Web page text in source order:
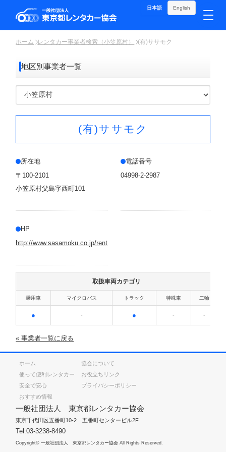
日本語 English
ホーム レンタカー事業者検索（小笠原村） (有)ササモク
地区別事業者一覧
(有)ササモク
所在地
〒100-2101
小笠原村父島字西町101
電話番号
04998-2-2987
HP
http://www.sasamoku.co.jp/rent
取扱車両カテゴリ
乗用車 マイクロバス トラック 特殊車 二輪
● - ● - -
« 事業者一覧に戻る
一般社団法人 東京都レンタカー協会
東京千代田区五番町10-2 五番町センタービル2F
Tel:03-3238-8490
ホーム
使って便利レンタカー
安全で安心
おすすめ情報
協会について
お役立ちリンク
プライバシーポリシー
Copyright© 一般社団法人 東京都レンタカー協会 All Rights Reserved.